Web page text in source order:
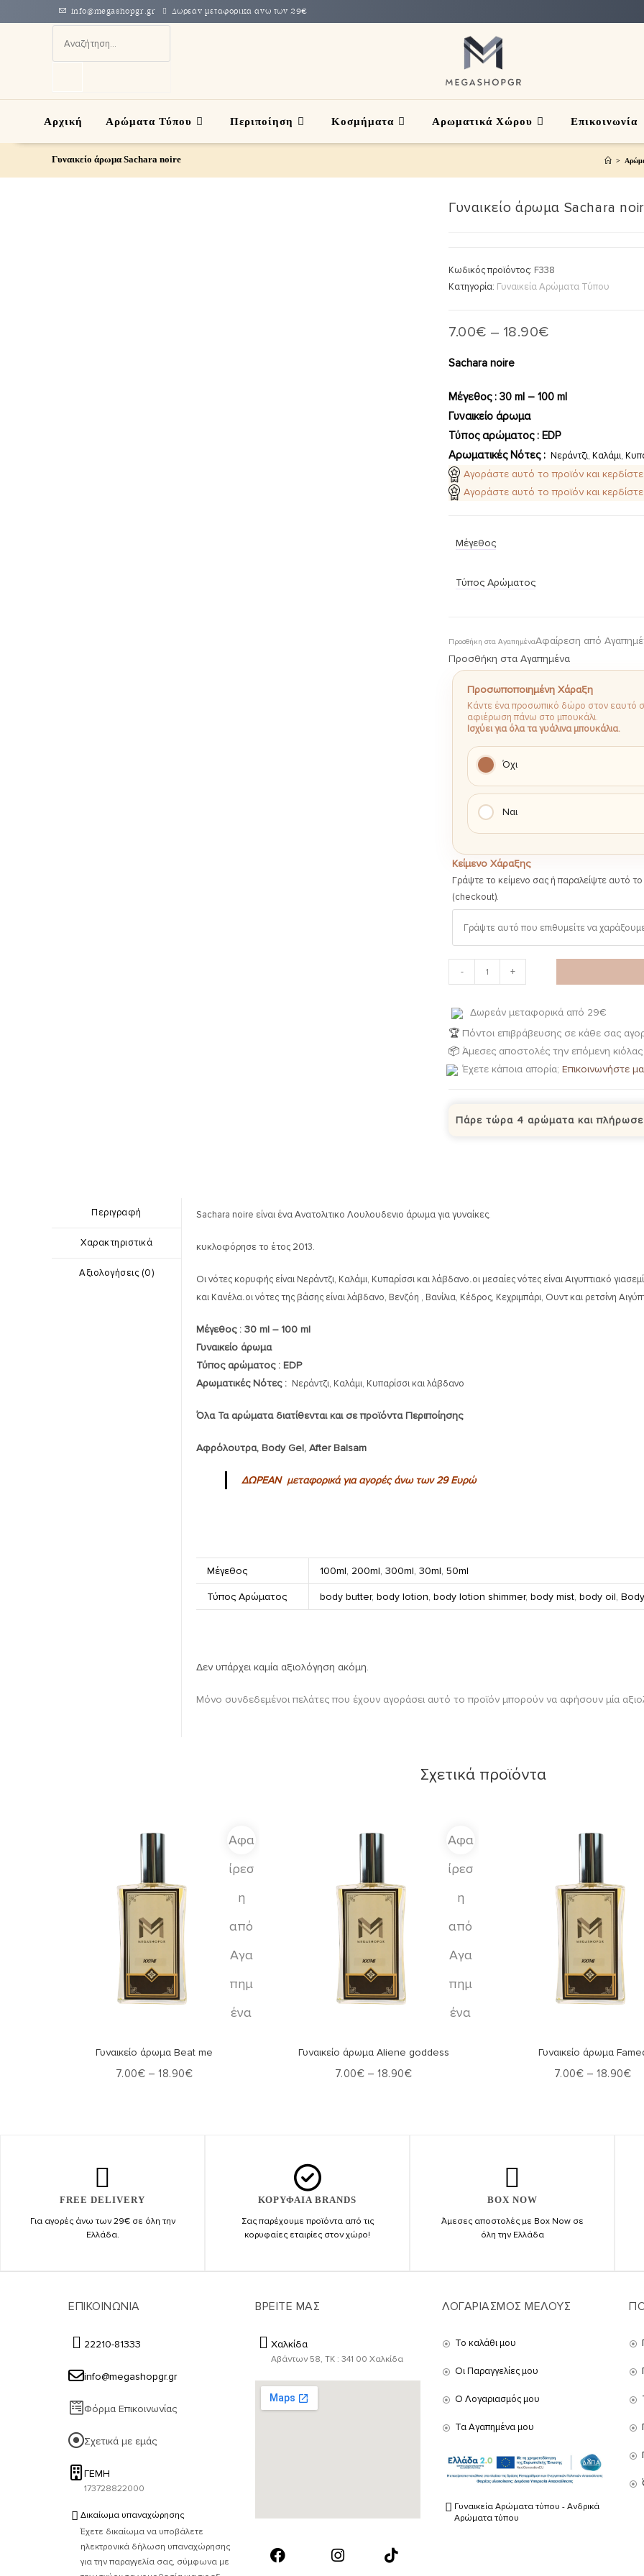
info@megashopgr.gr Δωρεάν μεταφορικά άνω των 29€
Αρχική Αρώματα Τύπου Περιποίηση Κοσμήματα Αρωματικά Χώρου Επικοινωνία
Γυναικείο άρωμα Sachara noire >
Γυναικείο άρωμα Sachara
Κωδικός προϊόντος: F338
Κατηγορία: Γυναικεία Αρώματα Τύπου
7.00€ – 18.90€
Sachara noire
Μέγεθος : 30 ml – 100 ml
Γυναικείο άρωμα
Τύπος αρώματος : ΕDP
Aρωματικές Νότες : Νεράντζι, Καλάμι,
Αγοράστε αυτό το προϊόν και κερδίστε
Αγοράστε αυτό το προϊόν και κερδίστε
Μέγεθος
Τύπος Αρώματος
Προσθήκη στα ΑγαπημέναΑφαίρεση από
Προσθήκη στα Αγαπημένα
Προσωποποιημένη Χάραξη
Κάντε ένα προσωπικό δώρο στον εαυτό
αφιέρωση πάνω στο μπουκάλι.
Ισχύει για όλα τα γυάλινα μπουκάλια.
Όχι
Ναι
Κείμενο Χάραξης
Γράψτε το κείμενο σας ή παραλείψτε αυτό
(checkout).
- +
Δωρεάν μεταφορικά από 29€
🏆 Πόντοι επιβράβευσης σε κάθε σας
📦 Άμεσες αποστολές την επόμενη
Έχετε κάποια απορία; Επικοινωνήστε
Πάρε τώρα 4 αρώματα και
Περιγραφή
Χαρακτηριστικά
Αξιολογήσεις (0)
Sachara noire είναι ένα Ανατολιτικο Λουλουδενιο άρωμα για γυναίκες.
κυκλοφόρησε το έτος 2013.
Οι νότες κορυφής είναι Νεράντζι, Καλάμι, Κυπαρίσσι και λάβδανο.οι μεσαίες νότες είναι Αιγυπτιακό
και Κανέλα.οι νότες της βάσης είναι λάβδανο, Βενζόη , Βανίλια, Κέδρος, Κεχριμπάρι, Ουντ και ρετσίνη
Μέγεθος : 30 ml – 100 ml
Γυναικείο άρωμα
Τύπος αρώματος : ΕDP
Aρωματικές Νότες : Νεράντζι, Καλάμι, Κυπαρίσσι και λάβδανο
Όλα Τα αρώματα διατίθενται και σε προϊόντα Περιποίησης
Αφρόλουτρα, Body Gel, After Balsam
ΔΩΡΕΑΝ μεταφορικά για αγορές άνω των 29 Ευρώ
Μέγεθος 100ml, 200ml, 300ml, 30ml, 50ml
Τύπος Αρώματος body butter, body lotion, body lotion shimmer, body mist, body oil,
Δεν υπάρχει καμία αξιολόγηση ακόμη.
Μόνο συνδεδεμένοι πελάτες που έχουν αγοράσει αυτό το προϊόν μπορούν να αφήσουν μία
Σχετικά προϊόντα
Αφα
ίρεσ
η
από
Αγα
πημ
ένα
Γυναικείο άρωμα Beat me
7.00€ – 18.90€
Αφα
ίρεσ
η
από
Αγα
πημ
ένα
Γυναικείο άρωμα Aliene goddess
7.00€ – 18.90€
Γυναικείο άρωμα
7.00€ – 18.90€
FREE DELIVERY
Για αγορές άνω των 29€ σε όλη την
Ελλάδα.
ΚΟΡΥΦΑΙΑ BRANDS
Σας παρέχουμε προϊόντα από τις
κορυφαίες εταιρίες στον χώρο!
BOX NOW
Άμεσες αποστολές με Box Now σε
όλη την Ελλάδα
ΕΠΙΚΟΙΝΩΝΙΑ
22210-81333
info@megashopgr.gr
Φόρμα Επικοινωνίας
Σχετικά με εμάς
ΓΕΜΗ
173728822000
Δικαίωμα υπαναχώρησης
Έχετε δικαίωμα να υποβάλετε
ηλεκτρονικά δήλωση υπαναχώρησης
για την παραγγελία σας, σύμφωνα με
ΒΡΕΙΤΕ ΜΑΣ
Χαλκίδα
Αβάντων 58, ΤΚ : 341 00 Χαλκίδα
ΛΟΓΑΡΙΑΣΜΟΣ ΜΕΛΟΥΣ
Το καλάθι μου
Οι Παραγγελίες μου
Ο Λογαριασμός μου
Τα Αγαπημένα μου
Γυναικεία Αρώματα τύπου - Ανδρικά
Αρώματα τύπου